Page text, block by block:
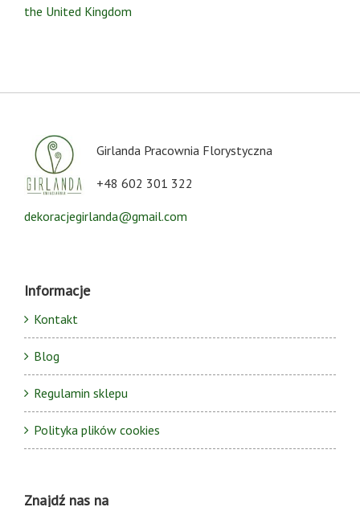
the United Kingdom
Girlanda Pracownia Florystyczna
+48 602 301 322
dekoracjegirlanda@gmail.com
Informacje
Kontakt
Blog
Regulamin sklepu
Polityka plików cookies
Znajdź nas na